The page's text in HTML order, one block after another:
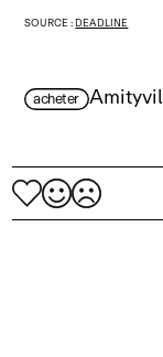
SOURCE : DEADLINE
acheter